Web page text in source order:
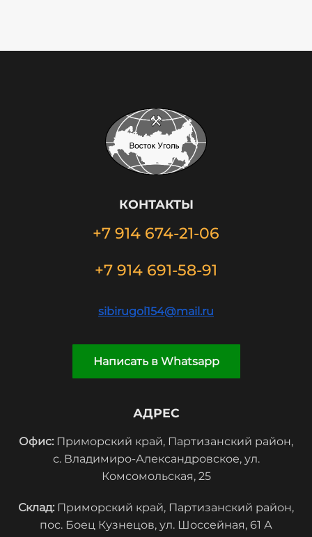
КОНТАКТЫ
+7 914 674-21-06
+7 914 691-58-91
sibirugol154@mail.ru
Написать в Whatsapp
АДРЕС
Офис: Приморский край, Партизанский район,
с. Владимиро-Александровское, ул.
Комсомольская, 25
Склад: Приморский край, Партизанский район,
пос. Боец Кузнецов, ул. Шоссейная, 61 А